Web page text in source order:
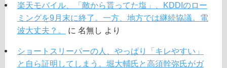
楽天モバイル、「敵から貰ってた塩」、KDDIのロー
ミングを9月末に終了。一方、地方では継続協議。電
波大丈夫？。
に 名無し より
ショートスリーパーの人、やっぱり「キレやすい」
と自ら証明してしまう。堀大輔氏と高須幹弥氏がガ